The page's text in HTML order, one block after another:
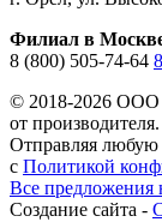
Филиал в
8 (800) 505-74-64
© 2018-2026 ООО
от производителя.
Отправляя любую
с Политикой
Все предложения
Создание сайта -